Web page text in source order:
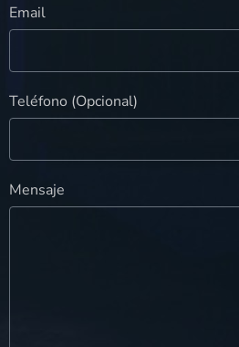
Email
Teléfono (Opcional)
Mensaje